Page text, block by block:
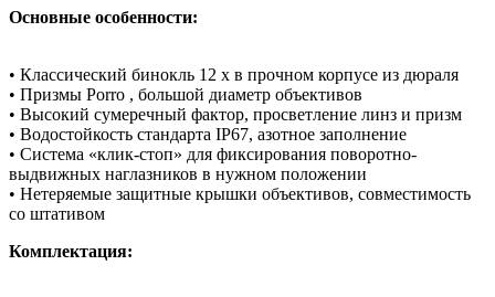
Основные особенности:
• Классический бинокль 12 x в прочном корпусе из дюраля
• Призмы Porro , большой диаметр объективов
• Высокий сумеречный фактор, просветление линз и призм
• Водостойкость стандарта IP67, азотное заполнение
• Система «клик-стоп» для фиксирования поворотно-
выдвижных наглазников в нужном положении
• Нетеряемые защитные крышки объективов, совместимость
со штативом
Комплектация: